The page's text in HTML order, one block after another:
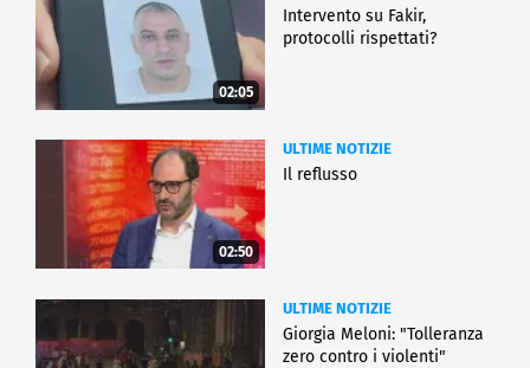
02:05
Intervento su Fakir,
protocolli rispettati?
02:50
ULTIME NOTIZIE
Il reflusso
ULTIME NOTIZIE
Giorgia Meloni: "Tolleranza
zero contro i violenti"